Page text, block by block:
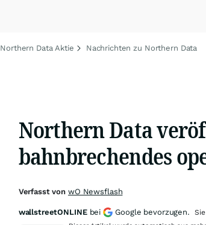
Northern Data Aktie Nachrichten zu Northern Data
Northern Data
bahnbrechendes
Verfasst von wO Newsflash
wallstreetONLINE bei Google bevorzugen.